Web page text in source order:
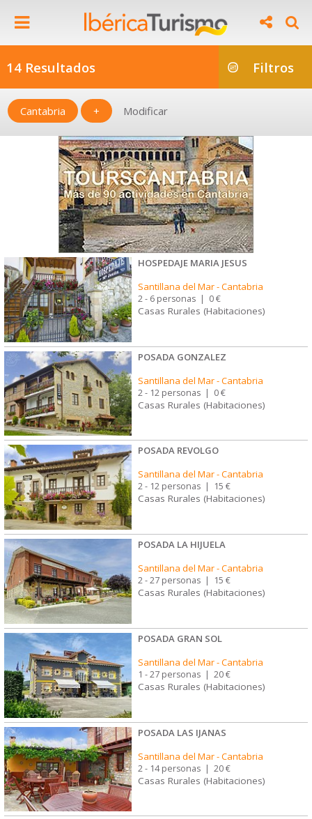
14 Resultados Filtros
Cantabria + Modificar
HOSPEDAJE MARIA JESUS
Santillana del Mar-Cantabria
2 - 6 personas | 0 €
Casas Rurales (Habitaciones)
POSADA GONZALEZ
Santillana del Mar-Cantabria
2 - 12 personas | 0 €
Casas Rurales (Habitaciones)
POSADA REVOLGO
Santillana del Mar-Cantabria
2 - 12 personas 15 €
Casas Rurales (Habitaciones)
POSADA LA HIJUELA
Santillana del Mar-Cantabria
2 - 27 personas | 15 €
Casas Rurales (Habitaciones)
POSADA GRAN SOL
Santillana del Mar-Cantabria
1 - 27 personas | 20 €
Casas Rurales (Habitaciones)
POSADA LAS IJANAS
Santillana del Mar-Cantabria
2 - 14 personas | 20 €
Casas Rurales (Habitaciones)